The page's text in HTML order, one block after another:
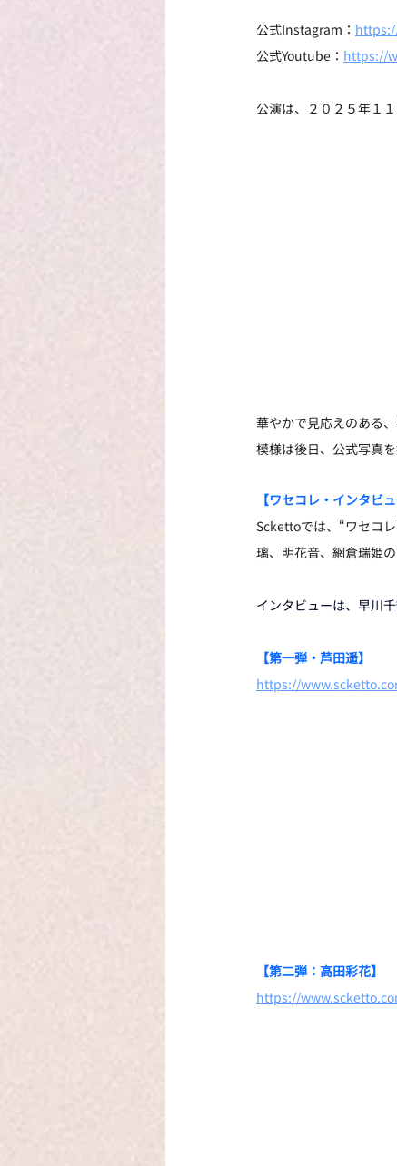
公式Instagram：
公式Youtube： https://
公演は、２０２５年１
華やかで見応えのある
模様は後日、公式写真
【ワセコレ・インタビュ
Sckettoでは、“ワセコ
璃、明花音、網倉瑞姫
インタビューは、早川
【第一弾・芦田遥】
https://
【第二弾：高田彩花】
https://